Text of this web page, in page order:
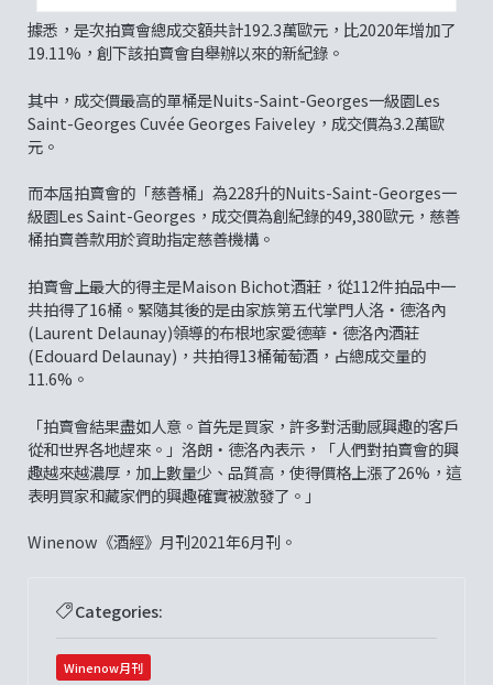
據悉，是次拍賣會總成交額共計192.3萬歐元，比2020年增加了
19.11%，創下該拍賣會自舉辦以來的新紀錄。
其中，成交價最高的單桶是Nuits-Saint-Georges一級園Les
Saint-Georges Cuvée Georges Faiveley，成交價為3.2萬歐
元。
而本屆拍賣會的「慈善桶」為228升的Nuits-Saint-Georges一
級園Les Saint-Georges，成交價為創紀錄的49,380歐元，慈善
桶拍賣善款用於資助指定慈善機構。
拍賣會上最大的得主是Maison Bichot酒莊，從112件拍品中一
共拍得了16桶。緊隨其後的是由家族第五代掌門人洛‧德洛內
(Laurent Delaunay)領導的布根地家愛德華‧德洛內酒莊
(Edouard Delaunay)，共拍得13桶葡萄酒，占總成交量的
11.6%。
「拍賣會結果盡如人意。首先是買家，許多對活動感興趣的客戶
從和世界各地趕來。」洛朗‧德洛內表示，「人們對拍賣會的興
趣越來越濃厚，加上數量少、品質高，使得價格上漲了26%，這
表明買家和藏家們的興趣確實被激發了。」
Winenow《酒經》月刊2021年6月刊。
Categories:
Winenow月刊